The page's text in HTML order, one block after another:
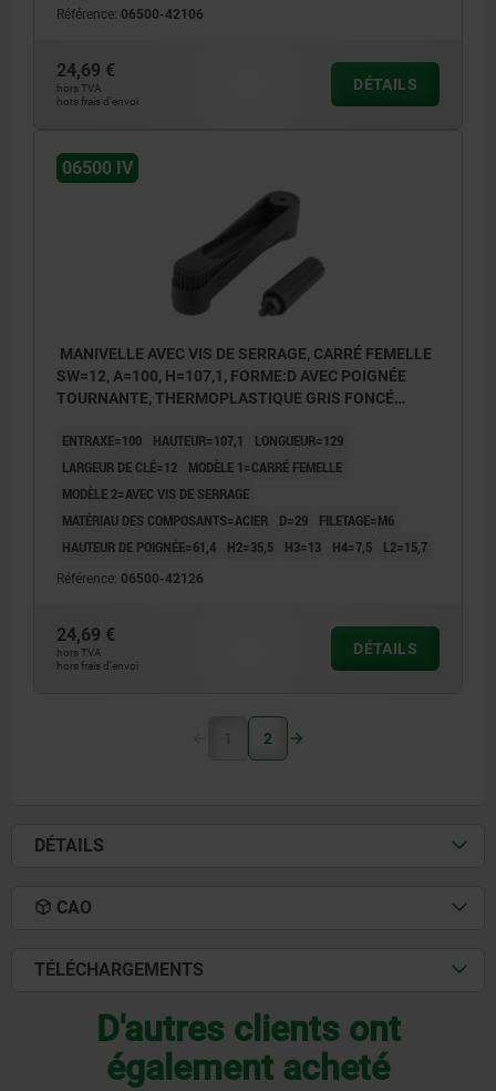
Référence: 06500-42106
24,69 €
hors TVA
hors frais d’envoi
DÉTAILS
06500 IV
MANIVELLE AVEC VIS DE SERRAGE, CARRÉ FEMELLE
SW=12, A=100, H=107,1, FORME:D AVEC POIGNÉE
TOURNANTE, THERMOPLASTIQUE GRIS FONCÉ
ENTRAXE=100 HAUTEUR=107,1
LONGUEUR=129
LARGEUR DE CLÉ=12
MODÈLE 1=CARRÉ FEMELLE
MODÈLE 2=AVEC VIS DE SERRAGE
MATÉRIAU DES COMPOSANTS=ACIER
D=29
FILETAGE=M6
HAUTEUR DE POIGNÉE=61,4
H2=35,5 H3=13 H4=7,5 L2=15,7
Référence: 06500-42126
24,69 €
hors TVA
hors frais d’envoi
DÉTAILS
1 2
DÉTAILS
CAO
TÉLÉCHARGEMENTS
D'autres clients ont
également acheté